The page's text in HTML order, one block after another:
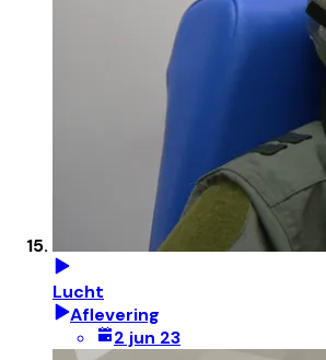
Lucht
Aflevering
2 jun 23